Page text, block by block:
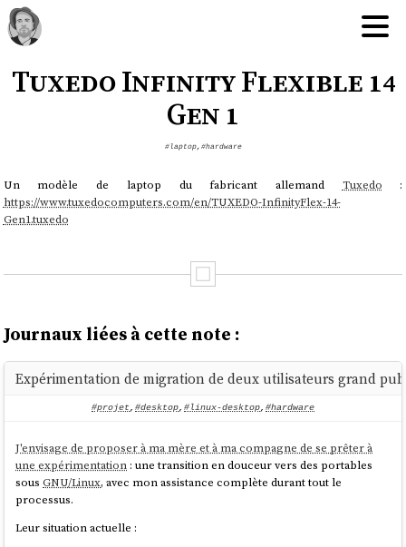
Tuxedo Infinity Flexible 14
Gen 1
#laptop, #hardware
Un modèle de laptop du fabricant allemand Tuxedo :
https://www.tuxedocomputers.com/en/TUXEDO-InfinityFlex-14-
Gen1.tuxedo
Journaux liées à cette note :
Expérimentation de migration de deux utilisateurs grand
#projet, #desktop, #linux-desktop, #hardware
J'envisage de proposer à ma mère et à ma compagne de se prêter à
une expérimentation : une transition en douceur vers des portables
sousGNU/Linux, avec mon assistance complète durant tout le
processus.
Leur situation actuelle :